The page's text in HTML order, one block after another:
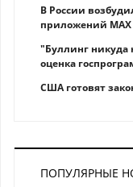
В России
приложений MAX
"Буллинг никуда
оценка
США готовят
ПОПУЛЯРНЫЕ